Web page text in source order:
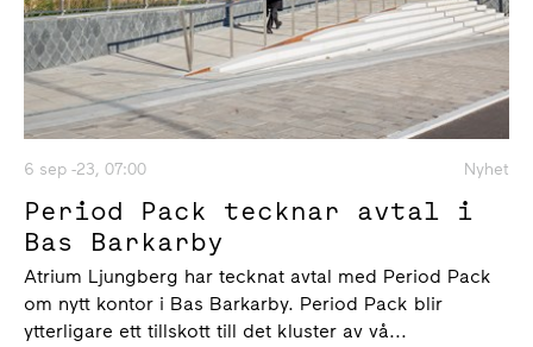
6 sep -23, 07:00 Nyhet
Period Pack tecknar avtal i
Bas Barkarby
Atrium Ljungberg har tecknat avtal med Period Pack
om nytt kontor i Bas Barkarby. Period Pack blir
ytterligare ett tillskott till det kluster av vå...